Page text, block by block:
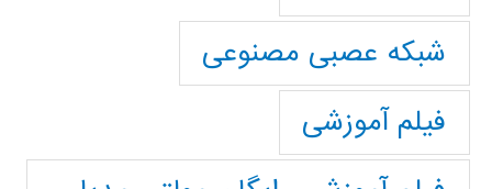
شبکه عصبی مصنوعی
فیلم آموزشی